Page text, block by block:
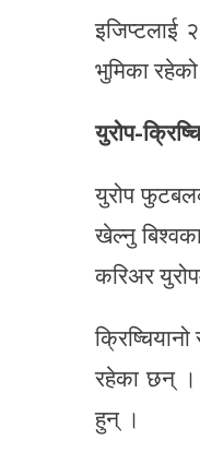
इजिप्टलाई
भुमिका
युरोप-
युरोप
खेल्नु
करिअर
रहेका छन् ।
हुन् ।